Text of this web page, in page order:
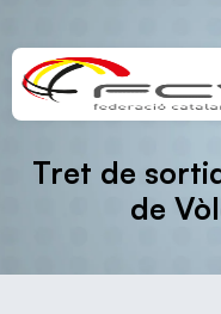
Tret de
de